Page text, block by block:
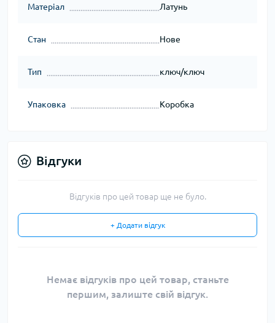
Матеріал Латунь
Стан Нове
Тип ключ/ключ
Упаковка Коробка
Відгуки
Відгуків про цей товар ще не було.
+ Додати відгук
Немає відгуків про цей товар, станьте
першим, залиште свій відгук.